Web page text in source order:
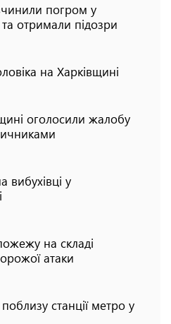
погром у
отримали підозри
на Харківщині
оголосили жалобу
вибухівці у
на складі
атаки
станції метро у